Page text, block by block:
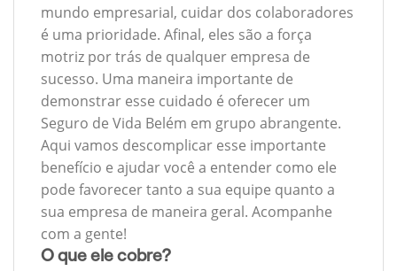
mundo empresarial, cuidar dos colaboradores
é uma prioridade. Afinal, eles são a força
motriz por trás de qualquer empresa de
sucesso. Uma maneira importante de
demonstrar esse cuidado é oferecer um
Seguro de Vida Belém em grupo abrangente.
Aqui vamos descomplicar esse importante
benefício e ajudar você a entender como ele
pode favorecer tanto a sua equipe quanto a
sua empresa de maneira geral. Acompanhe
com a gente!
O que ele cobre?